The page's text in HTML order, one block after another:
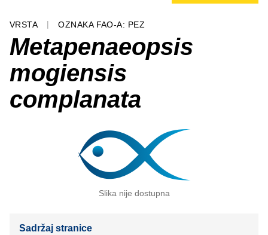
VRSTA OZNAKA FAO-A: PEZ
Metapenaeopsis
mogiensis
complanata
Slika nije dostupna
Sadržaj stranice